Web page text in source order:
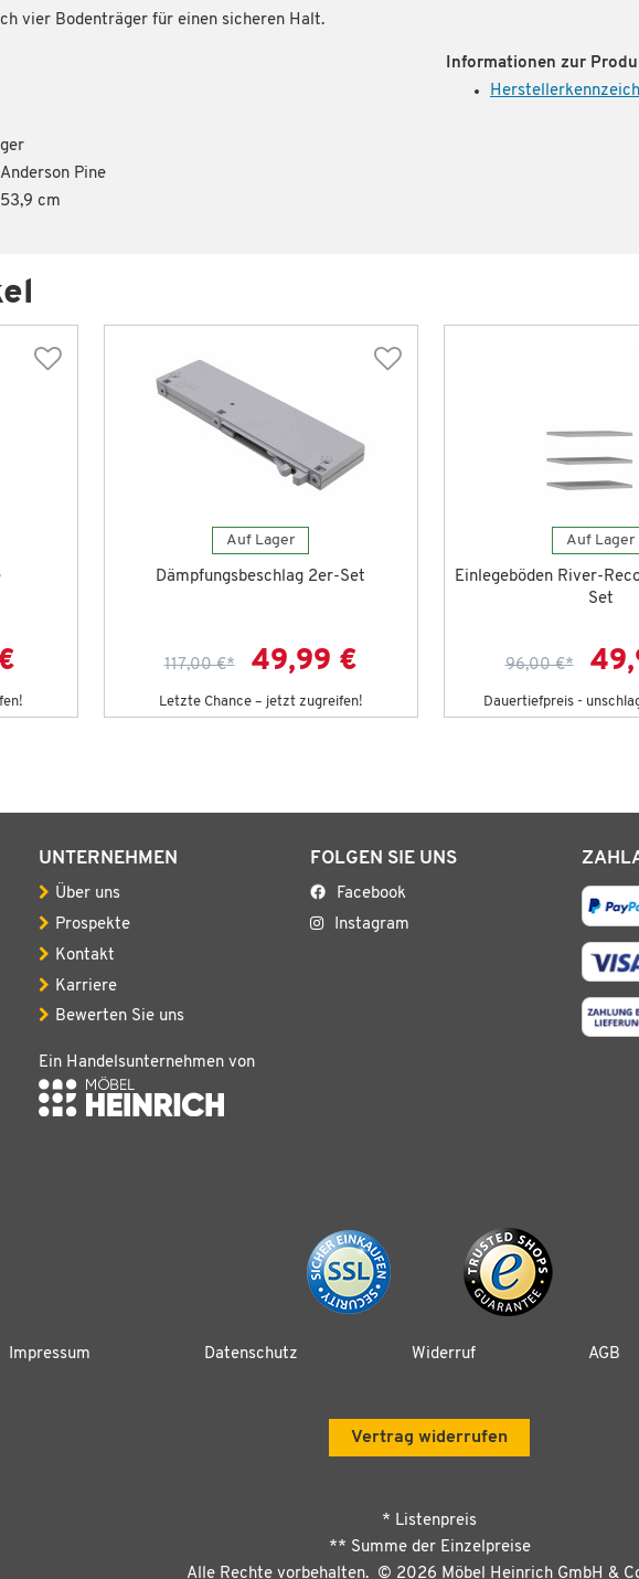
vier Bodenträger für einen sicheren Halt.
Pine
cm
Informationen zur
Auf Lager
Dämpfungsbeschlag 2er-Set
117,00 €* 49,99 €
Letzte Chance – jetzt zugreifen!
Auf Lager
Einlegeböden River-
Set
96,00 €*
Dauertiefpreis -
UNTERNEHMEN
Über uns
Prospekte
Kontakt
Karriere
Bewerten Sie uns
Ein Handelsunternehmen von
FOLGEN SIE UNS
Facebook
Instagram
Impressum Datenschutz Widerruf AGB
Vertrag widerrufen
* Listenpreis
** Summe der Einzelpreise
Alle Rechte vorbehalten. © 2026 Möbel Heinrich GmbH &